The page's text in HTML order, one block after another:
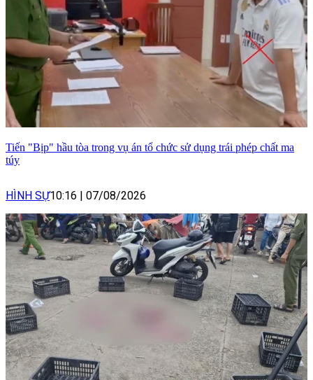
Tiến "Bịp" hầu tòa trong vụ án tổ chức sử dụng trái phép chất ma
túy
HÌNH SỰ10:16 | 07/08/2026